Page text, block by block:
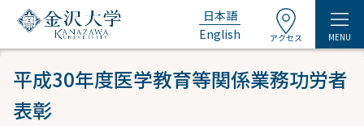
日本語
English
アクセス MENU
平成30年度医学教育等関係業務功労者
表彰